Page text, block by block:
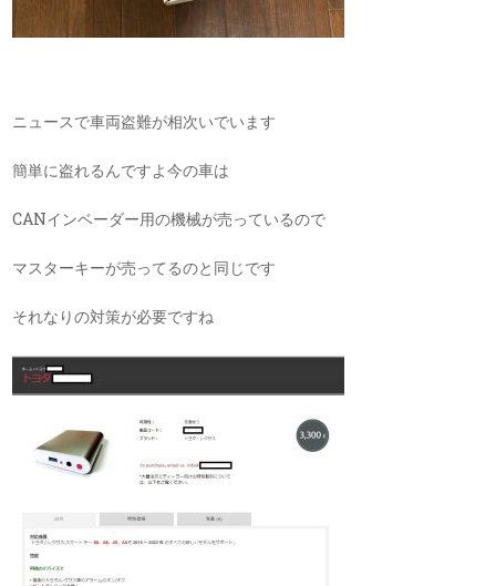
ニュースで車両盗難が相次いでいます
簡単に盗れるんですよ今の車は
CANインベーダー用の機械が売っているので
マスターキーが売ってるのと同じです
それなりの対策が必要ですね